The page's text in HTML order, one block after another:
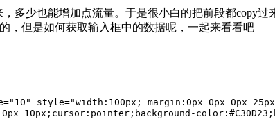
，多少也能增加点流量。于是很小白的把前段都copy
，但是如何获取输入框中的数据呢，一起来看看吧
style="width:100px; margin:0px 0px 0px
10px;cursor:pointer;background-